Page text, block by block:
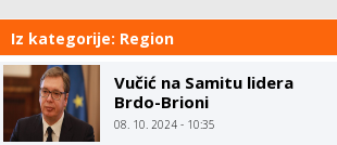
Iz kategorije: Region
Vučić na Samitu lidera
Brdo-Brioni
08. 10. 2024 - 10:35